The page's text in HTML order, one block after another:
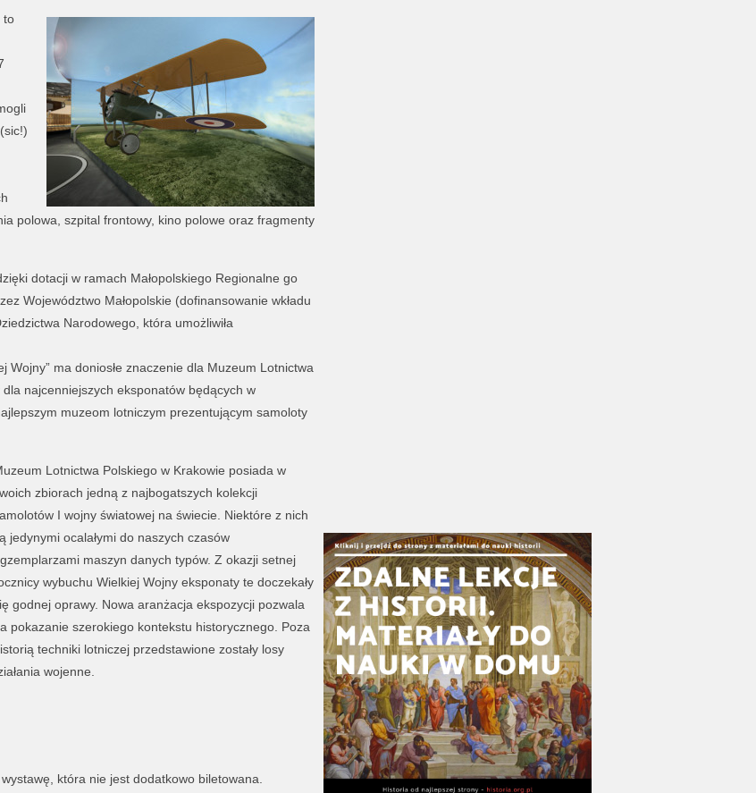
to
polowa, szpital frontowy, kino polowe oraz fragmenty
dotacji w ramach Małopolskiego Regionalne go
Województwo Małopolskie (dofinansowanie wkładu
Narodowego, która umożliwiła
Wojny” ma doniosłe znaczenie dla Muzeum Lotnictwa
najcenniejszych eksponatów będących w
muzeom lotniczym prezentującym samoloty
Lotnictwa Polskiego w Krakowie posiada w
zbiorach jedną z najbogatszych kolekcji
I wojny światowej na świecie. Niektóre z nich
jedynymi ocalałymi do naszych czasów
maszyn danych typów. Z okazji setnej
wybuchu Wielkiej Wojny eksponaty te doczekały
godnej oprawy. Nowa aranżacja ekspozycji pozwala
pokazanie szerokiego kontekstu historycznego. Poza
techniki lotniczej przedstawione zostały losy
wojenne.
która nie jest dodatkowo biletowana.